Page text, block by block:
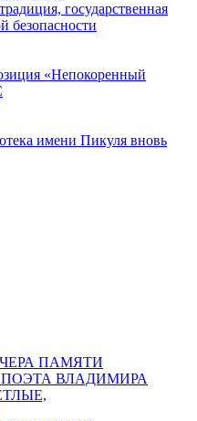
государственная
безопасности
«Непокоренный
имени Пикуля вновь
ПАМЯТИ
ВЛАДИМИРА